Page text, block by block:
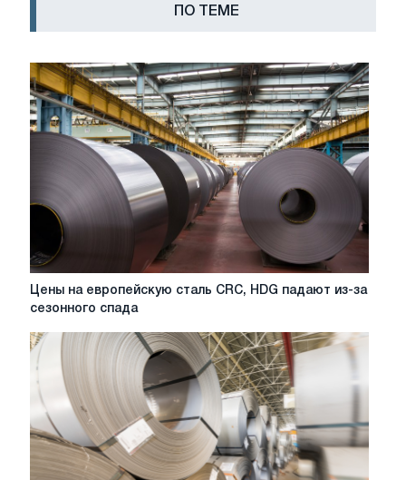
ПО ТЕМЕ
Цены
сталь
CRC,
падают
из-
за
сезонного
спада
Цены на европейскую сталь CRC, HDG падают из-за
сезонного спада